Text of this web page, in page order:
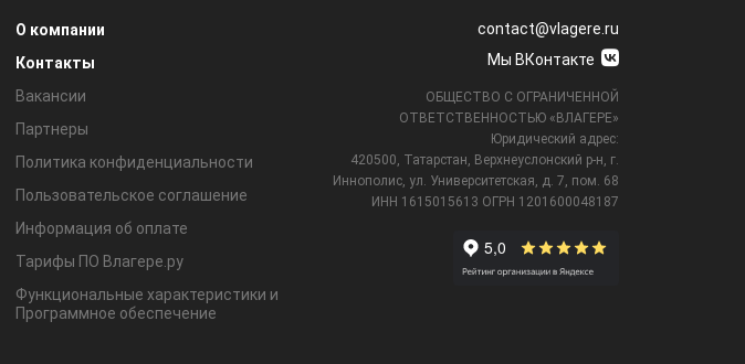
О компании
Контакты
Вакансии
Партнеры
Политика конфиденциальности
Пользовательское соглашение
Информация об оплате
Тарифы ПО Влагере.ру
Функциональные характеристики и
Программное обеспечение
contact@vlagere.ru
Мы ВКонтакте
ОБЩЕСТВО С ОГРАНИЧЕННОЙ
ОТВЕТСТВЕННОСТЬЮ «ВЛАГЕРЕ»
Юридический адрес:
420500, Татарстан, Верхнеуслонский р-н, г.
Иннополис, ул. Университетская,
д. 7, пом. 68
ИНН 1615015613 ОГРН 1201600048187